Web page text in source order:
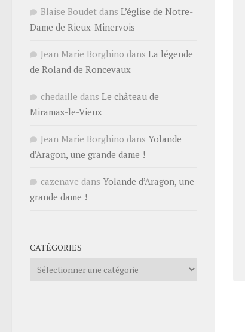
Blaise Boudet dans L’église de Notre-
Dame de Rieux-Minervois
Jean Marie Borghino dans La légende
de Roland de Roncevaux
chedaille dans Le château de
Miramas-le-Vieux
Jean Marie Borghino dans Yolande
d’Aragon, une grande dame !
cazenave dans Yolande d’Aragon, une
grande dame !
CATÉGORIES
Catégories